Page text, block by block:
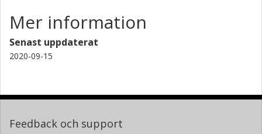
Mer information
Senast uppdaterat
2020-09-15
Feedback och support